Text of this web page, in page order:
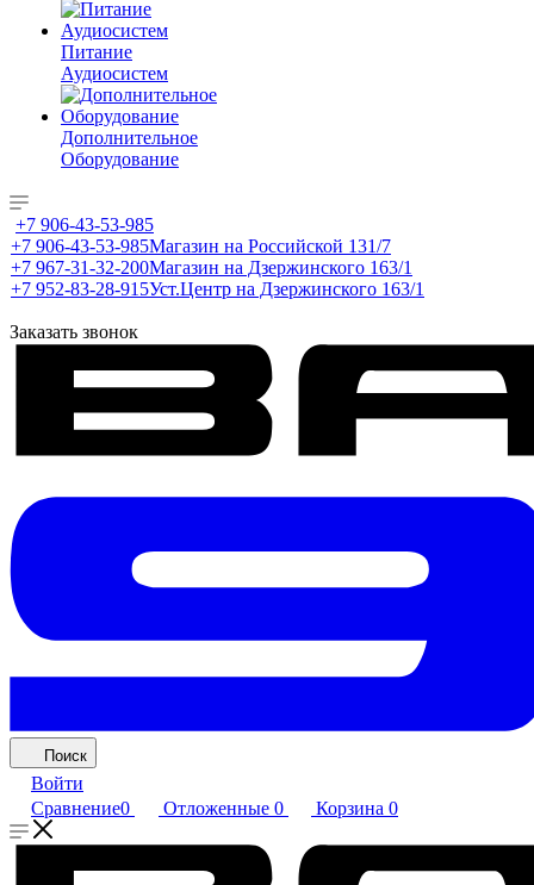
Питание
Аудиосистем
Дополнительное
Оборудование
+7 906-43-53-985
+7 906-43-53-985Магазин на Российской 131/7
+7 967-31-32-200Магазин на Дзержинского 163/1
+7 952-83-28-915Уст.Центр на Дзержинского 163/1
Заказать звонок
Поиск
Войти
Сравнение0 Отложенные 0 Корзина 0